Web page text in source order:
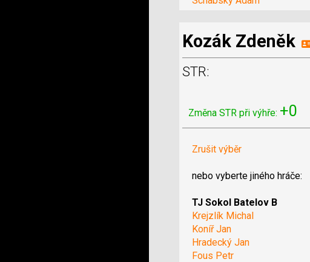
Kozák Zdeněk
STR:
Změna STR při výhře: +0
Zrušit výběr
nebo vyberte jiného hráče:
TJ Sokol Batelov B
Krejzlík Michal
Koníř Jan
Hradecký Jan
Fous Petr